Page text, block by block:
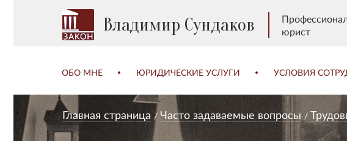
Владимир Сундаков
юрист
ОБО МНЕ ЮРИДИЧЕСКИЕ УСЛУГИ УСЛОВИЯ
Главная страница Часто задаваемые вопросы